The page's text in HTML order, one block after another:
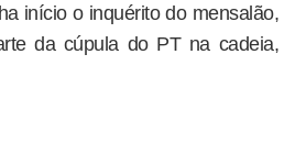
início o inquérito do mensalão,
da cúpula do PT na cadeia,